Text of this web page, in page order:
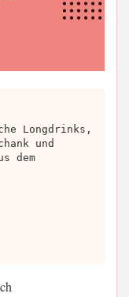
Longdrinks,
und
dem